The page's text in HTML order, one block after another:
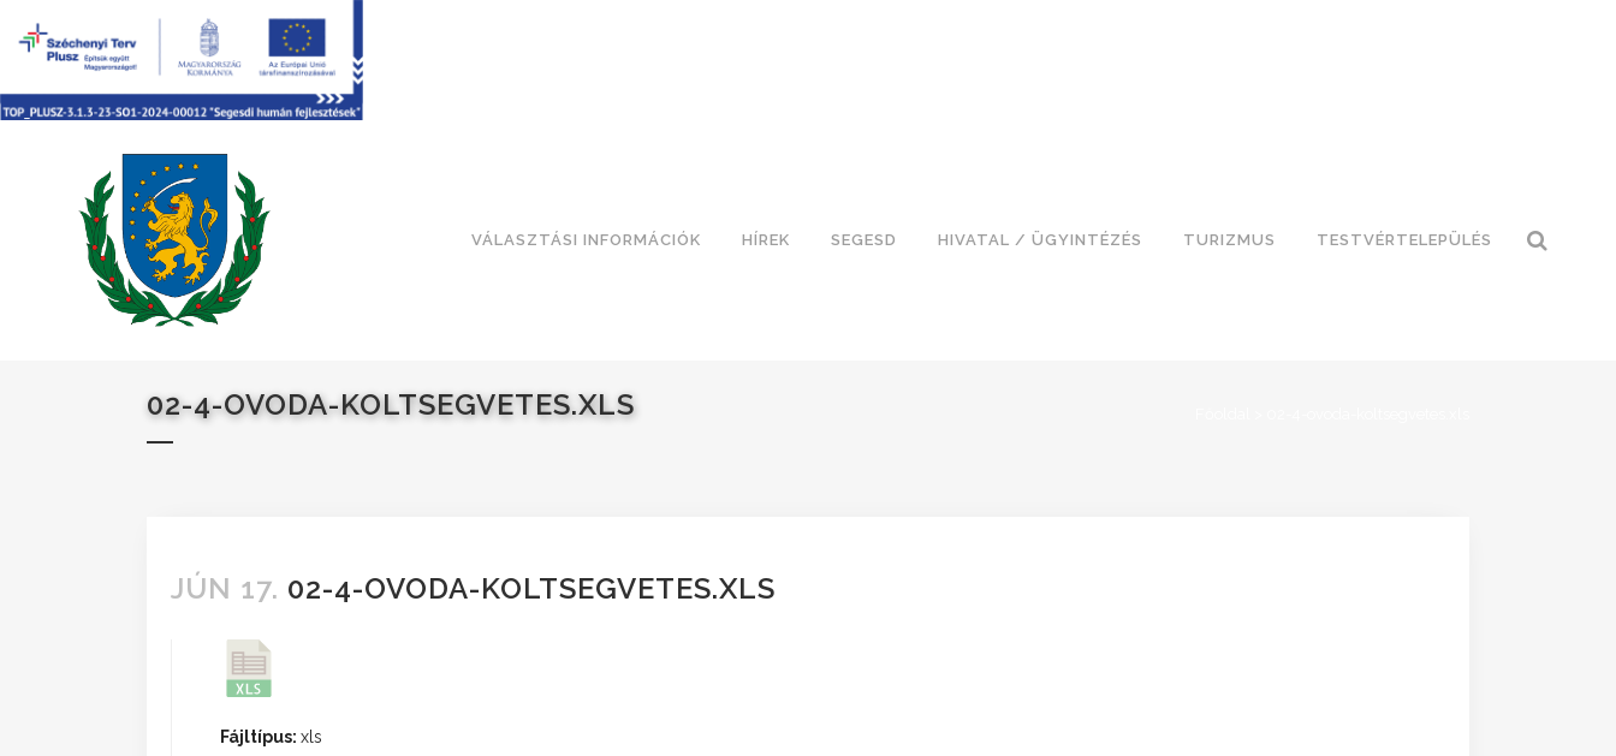
VÁLASZTÁSI INFORMÁCIÓK HÍREK SEGESD HIVATAL / ÜGYINTÉZÉS TURIZMUS TESTVÉRTELEPÜLÉS
02-4-OVODA-KOLTSEGVETES.XLS
JÚN 17. 02-4-OVODA-KOLTSEGVETES.XLS
Fájltípus: xls